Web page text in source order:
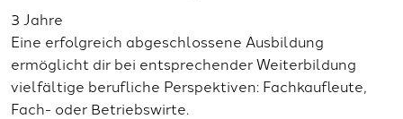
3 Jahre
Eine erfolgreich abgeschlossene Ausbildung
ermöglicht dir bei entsprechender Weiterbildung
vielfältige berufliche Perspektiven: Fachkaufleute,
Fach- oder Betriebswirte.